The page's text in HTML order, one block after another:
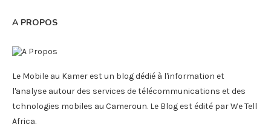
A PROPOS
Le Mobile au Kamer est un blog dédié à l'information et
l'analyse autour des services de télécommunications et des
tchnologies mobiles au Cameroun. Le Blog est édité par We Tell
Africa.